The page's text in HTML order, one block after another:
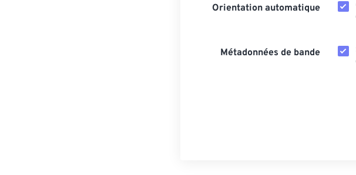
Orientation automatique
Métadonnées de bande